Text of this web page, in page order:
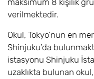
maksimum 8 kişilik
verilmektedir.
Okul, Tokyo’nun en
Shinjuku’da
istasyonu Shinjuku
uzaklıkta bulunan